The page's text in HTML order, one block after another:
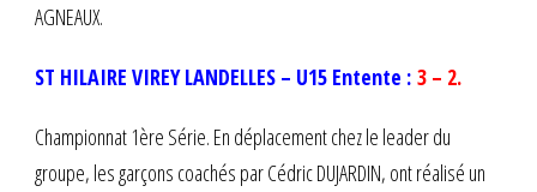
AGNEAUX.
ST HILAIRE VIREY LANDELLES – U15 Entente : 3 – 2.
Championnat 1ère Série. En déplacement chez le leader du
groupe, les garçons coachés par Cédric DUJARDIN, ont réalisé un